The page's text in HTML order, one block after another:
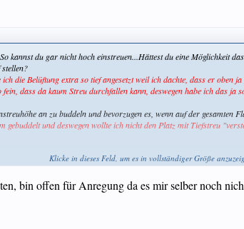
kannst du gar nicht hoch einstreuen...Hättest du eine Möglichkeit
die Belüftung extra so tief angesetzt weil ich dachte, dass er oben
dass da kaum Streu durchfallen kann, deswegen habe ich das ja
an zu buddeln und bevorzugen es, wenn auf der gesamten
gebuddelt und deswegen wollte ich nicht den Platz mit Tiefstreu
das Laufrad umstellen, das wäre mir sonst zu heikel.
und dann ein schmales, langes Brett nach rechts ziehen. Das
puh, bei den Meeris fällt's mir leichter! Hab wohl Mühe mit
Klicke in dieses Feld, um es in vollständiger Größe
bin offen für Anregung da es mir selber noch